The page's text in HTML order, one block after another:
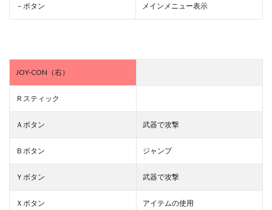
－ボタン メインメニュー表示
JOY-CON（右）
Ｒスティック
Ａボタン 武器で攻撃
Ｂボタン ジャンプ
Ｙボタン 武器で攻撃
Ｘボタン アイテムの使用